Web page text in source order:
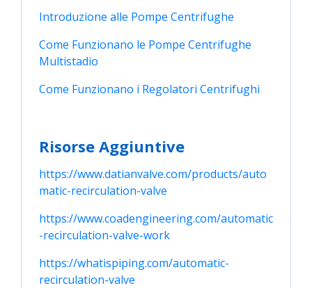
Introduzione alle Pompe Centrifughe
Come Funzionano le Pompe Centrifughe
Multistadio
Come Funzionano i Regolatori Centrifughi
Risorse Aggiuntive
https://www.datianvalve.com/products/auto
matic-recirculation-valve
https://www.coadengineering.com/automatic
-recirculation-valve-work
https://whatispiping.com/automatic-
recirculation-valve